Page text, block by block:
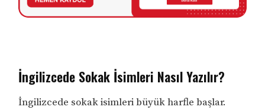
İngilizcede Sokak İsimleri Nasıl Yazılır?
İngilizcede sokak isimleri büyük harfle başlar.